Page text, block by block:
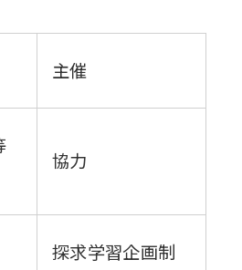
主催
協力
探求学習企画制